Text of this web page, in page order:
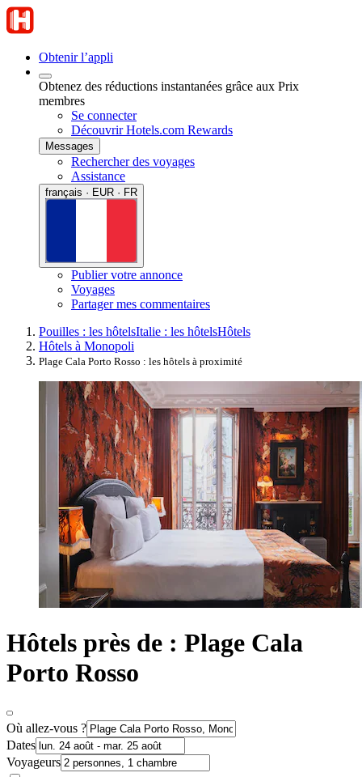
Obtenir l’appli
Obtenez des réductions instantanées grâce aux Prix
membres
Se connecter
Découvrir Hotels.com Rewards
Messages
Rechercher des voyages
Assistance
français · EUR · FR
Publier votre annonce
Voyages
Partager mes commentaires
Pouilles : les hôtelsItalie : les hôtelsHôtels
Hôtels à Monopoli
Plage Cala Porto Rosso : les hôtels à proximité
Hôtels près de : Plage Cala
Porto Rosso
Où allez-vous ?
Dates
Voyageurs